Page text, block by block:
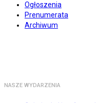
Ogłoszenia
Prenumerata
Archiwum
NASZE WYDARZENIA